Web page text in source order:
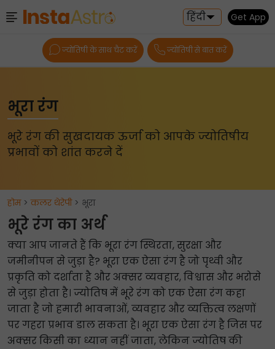
हिंदी Get App
ज्योतिषी के साथ चैट करें ज्योतिषी से बात करें
भूरा रंग
भूरे रंग की सुखदायक ऊर्जा को आपके ज्योतिषीय
प्रभावों को शांत करने दें
होम>कलर थेरेपी> भूरा
भूरे रंग का अर्थ
क्या आप जानते हैं कि भूरा रंग स्थिरता, सुरक्षा और
जमीनीपन से जुड़ा है? भूरा एक ऐसा रंग है जो पृथ्वी और
प्रकृति को दर्शाता है और अक्सर व्यवहार, विश्वास और भरोसे
से जुड़ा होता है। ज्योतिष में भूरे रंग को एक ऐसा रंग कहा
जाता है जो हमारी भावनाओं, व्यवहार और व्यक्तित्व लक्षणों
पर गहरा प्रभाव डाल सकता है। भूरा एक ऐसा रंग है जिस पर
अक्सर किसी का ध्यान नहीं जाता, लेकिन ज्योतिष की